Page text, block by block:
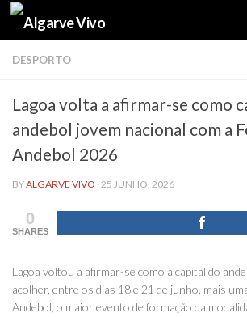
Skip to content
DESPORTO
Lagoa volta a afirmar-se como
andebol jovem nacional com a
Andebol 2026
BYALGARVE VIVO ·25 JUNHO, 2026
0
SHARES
Lagoa voltou a afirmar-se como a capital do
acolher, entre os dias 18 e 21 de junho, mais
Andebol, o maior evento de formação da